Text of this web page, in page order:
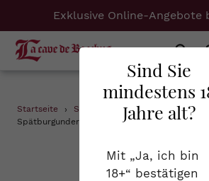
Sind Sie
mindestens
Jahre alt?
Mit „Ja, ich bin
18+“ bestätigen
Direkt
zum
Exklusive Online-Angebote
Startseite › Schaumweine ›
Aligoté +
Spätburgunder